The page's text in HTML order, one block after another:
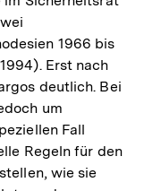
1966 bis
Erst nach
deutlich. Bei
um
Fall
Regeln für den
wie sie